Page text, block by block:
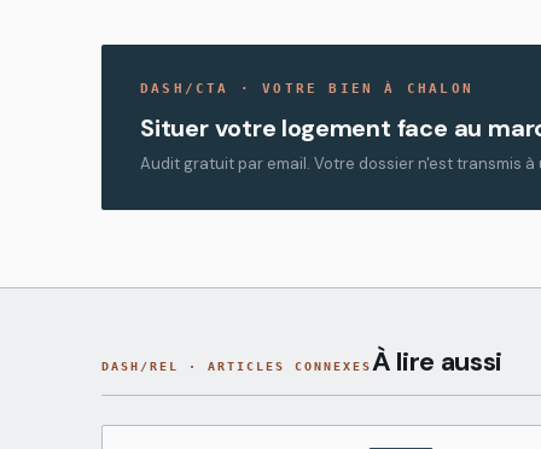
DASH/CTA · VOTRE BIEN À CHALON
Situer votre logement face au
Audit gratuit par email. Votre dossier n'est transmis
DASH/REL · ARTICLES CONNEXESÀ lire aussi